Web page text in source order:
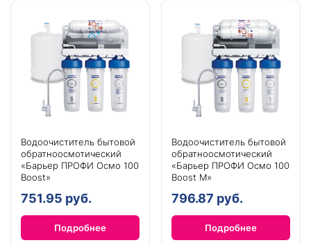
Водоочиститель бытовой
обратноосмотический
«Барьер ПРОФИ Осмо 100
Boost»
751.95 руб.
Подробнее
Водоочиститель бытовой
обратноосмотический
«Барьер ПРОФИ Осмо 100
Boost М»
796.87 руб.
Подробнее